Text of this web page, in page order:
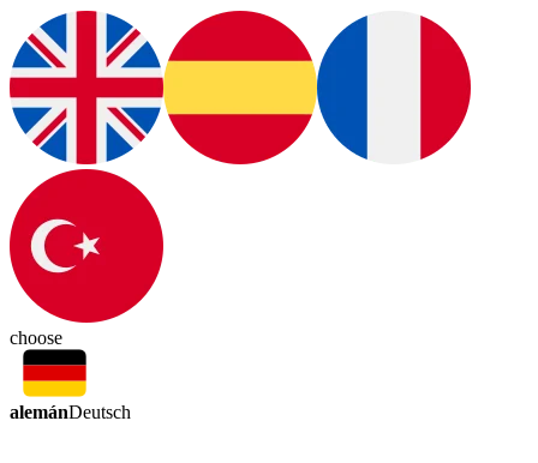
choose
alemánDeutsch